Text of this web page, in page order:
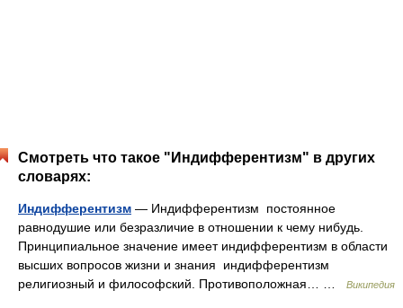
Смотреть что такое "Индифферентизм" в других
словарях:
Индифферентизм — Индифферентизм постоянное
равнодушие или безразличие в отношении к чему нибудь.
Принципиальное значение имеет индифферентизм в области
высших вопросов жизни и знания индифферентизм
религиозный и философский. Противоположная… …
Википедия